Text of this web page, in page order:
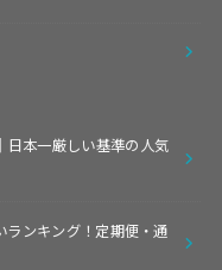
日本一厳しい基準の人気
ランキング！定期便・通